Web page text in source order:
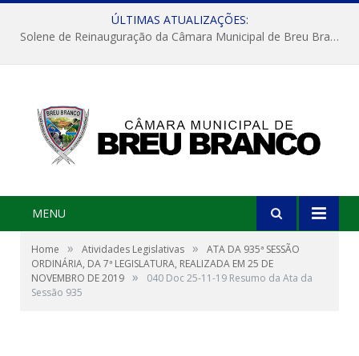
ÚLTIMAS ATUALIZAÇÕES:
Solene de Reinauguração da Câmara Municipal de Breu Branco
MENU
Home » Atividades Legislativas »
ATA DA 935ª SESSÃO
ORDINÁRIA, DA 7ª LEGISLATURA, REALIZADA EM 25 DE
NOVEMBRO DE 2019 »
040 Doc 25-11-19 Resumo da Ata da
Sessão 935